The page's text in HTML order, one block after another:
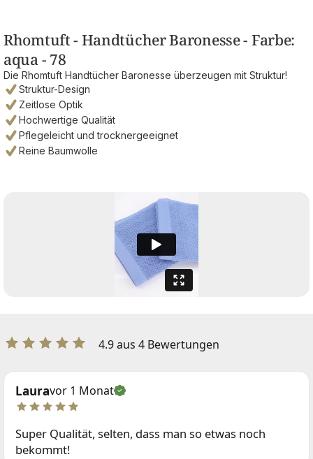
Rhomtuft - Handtücher Baronesse - Farbe:
aqua - 78
Die Rhomtuft Handtücher Baronesse überzeugen mit Struktur!
Struktur-Design
Zeitlose Optik
Hochwertige Qualität
Pflegeleicht und trocknergeeignet
Reine Baumwolle
4.9 aus 4 Bewertungen
Lauravor 1 Monat
Super Qualität, selten, dass man so etwas noch
bekommt!